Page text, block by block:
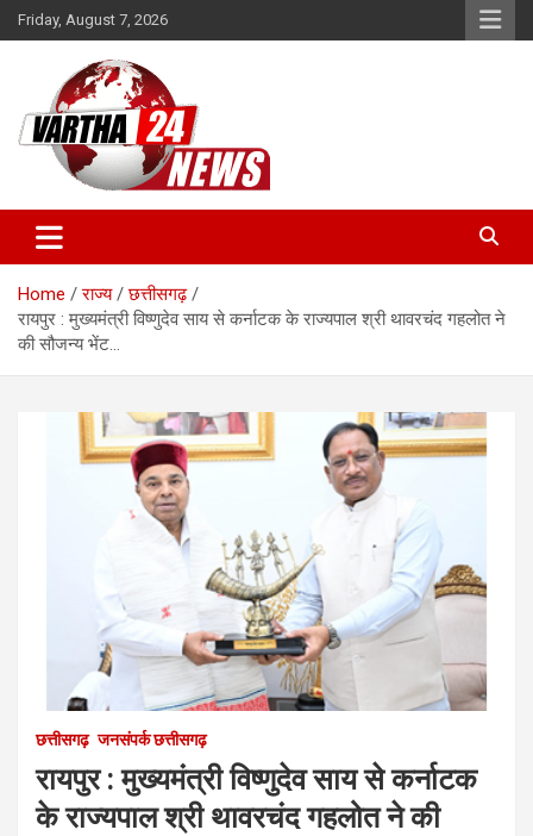
Skip
to
Friday, August 7, 2026
Vartha 24
Home राज्य
छत्तीसगढ़
रायपुर : मुख्यमंत्री विष्णुदेव साय से कर्नाटक के राज्यपाल श्री थावरचंद गहलोत ने
की सौजन्य भेंट…
छत्तीसगढ़ जनसंपर्क छत्तीसगढ़
रायपुर : मुख्यमंत्री विष्णुदेव साय से कर्नाटक
के राज्यपाल श्री थावरचंद गहलोत ने की